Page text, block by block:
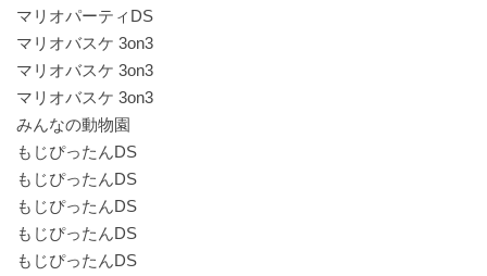
マリオパーティDS
マリオバスケ 3on3
マリオバスケ 3on3
マリオバスケ 3on3
みんなの動物園
もじぴったんDS
もじぴったんDS
もじぴったんDS
もじぴったんDS
もじぴったんDS